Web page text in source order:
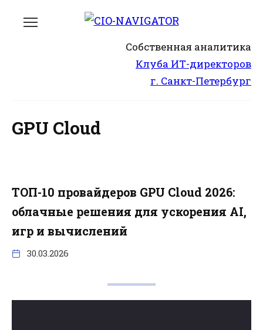
Собственная аналитика
Клуба ИТ-директоров
г. Санкт-Петербург
GPU Cloud
ТОП-10 провайдеров GPU Cloud 2026:
облачные решения для ускорения AI,
игр и вычислений
30.03.2026